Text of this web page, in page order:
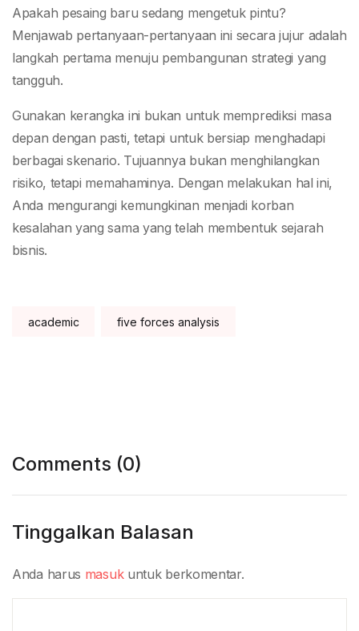
Apakah pesaing baru sedang mengetuk pintu?
Menjawab pertanyaan-pertanyaan ini secara jujur adalah
langkah pertama menuju pembangunan strategi yang
tangguh.
Gunakan kerangka ini bukan untuk memprediksi masa
depan dengan pasti, tetapi untuk bersiap menghadapi
berbagai skenario. Tujuannya bukan menghilangkan
risiko, tetapi memahaminya. Dengan melakukan hal ini,
Anda mengurangi kemungkinan menjadi korban
kesalahan yang sama yang telah membentuk sejarah
bisnis.
academic five forces analysis
Comments (0)
Tinggalkan Balasan
Anda harus masukuntuk berkomentar.